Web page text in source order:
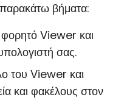
παρακάτω βήματα:
φορητό Viewer και
σας.
του Viewer και
και φακέλους στον